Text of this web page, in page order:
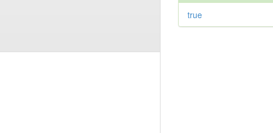
true